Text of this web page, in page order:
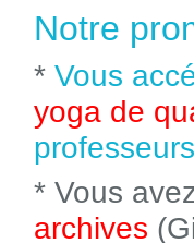
Notre
* Vous
yoga de
* Vous
archives